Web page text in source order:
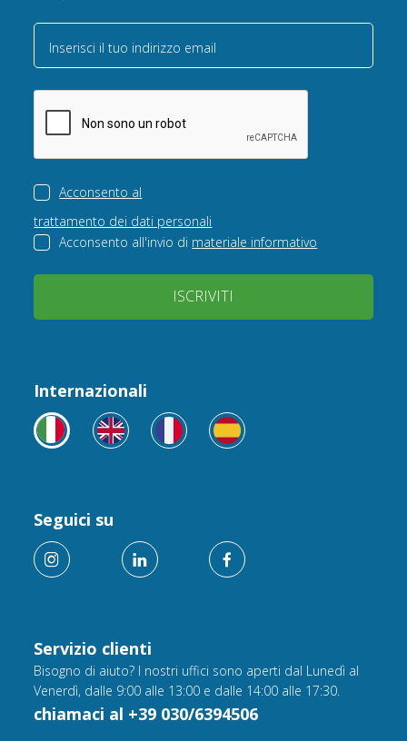
Inserisci il tuo indirizzo email
Acconsento al
trattamento dei dati personali
Acconsento all'invio di materiale informativo
ISCRIVITI
Servizio clienti
Bisogno di aiuto? I nostri uffici sono aperti dal Lunedì al
Venerdì, dalle 9:00 alle 13:00 e dalle 14:00 alle 17:30.
chiamaci al +39 030/6394506
Internazionali
Seguici su